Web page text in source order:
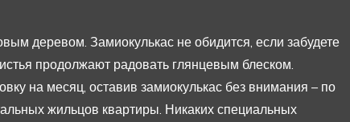
деревом. Замиокулькас не обидится, если забудете
продолжают радовать глянцевым блеском.
на месяц, оставив замиокулькас без внимания – по
жильцов квартиры. Никаких специальных